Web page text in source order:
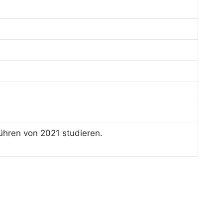
von 2021 studieren.